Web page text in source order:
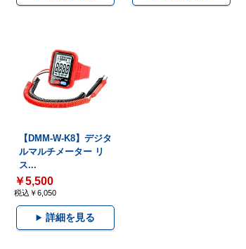
【DMM-W-K8】デジタ
ルマルチメーター リ
ス...
￥5,500
税込￥6,050
詳細を見る